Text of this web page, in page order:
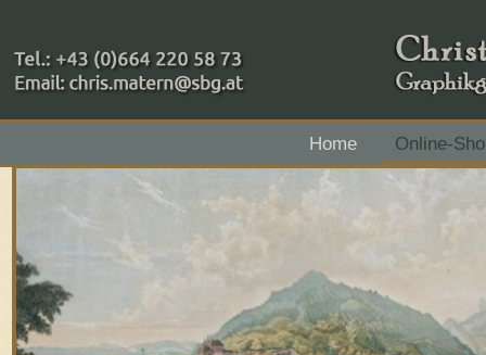
+43 (0)664 220 58 73
Home
Online-
Zahlungsmethoden: RAIBA - Flachgau Mitte - IBAN